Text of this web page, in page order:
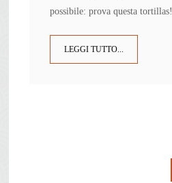
possibile: prova questa tortillas!
LEGGI TUTTO...